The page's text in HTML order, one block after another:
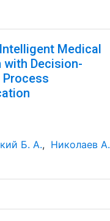
Medical
with Decision-
Process
Б. А., Николаев А.